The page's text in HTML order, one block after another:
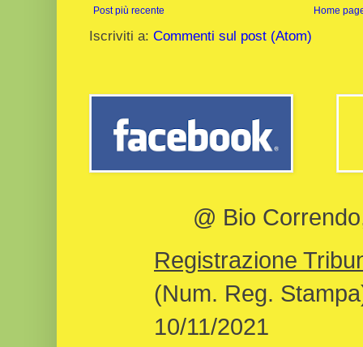
Post più recente Home
Iscriviti a: Commenti sul post (Atom)
@ Bio
Registrazione
(Num. Reg.
10/11/2021